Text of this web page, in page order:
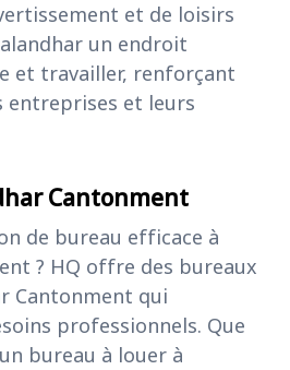
et de loisirs
un endroit
et travailler, renforçant
et leurs
Cantonment
de bureau efficace à
? HQ offre des bureaux
Cantonment qui
professionnels. Que
bureau à louer à